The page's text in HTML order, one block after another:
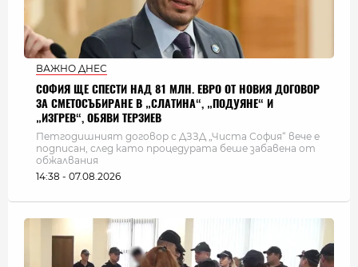
ВАЖНО ДНЕС
СОФИЯ ЩЕ СПЕСТИ НАД 81 МЛН. ЕВРО ОТ НОВИЯ ДОГОВОР
ЗА СМЕТОСЪБИРАНЕ В „СЛАТИНА“, „ПОДУЯНЕ“ И
„ИЗГРЕВ“, ОБЯВИ ТЕРЗИЕВ
Петгодишният договор с ДЗЗД „Чиста София“ вече е
подписан, след като процедурата беше забавена от
обжалвания
14:38 - 07.08.2026